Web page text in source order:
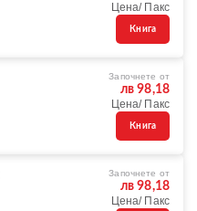
Цена/ Пакс
Книга
Започнете от
лв 98,18
Цена/ Пакс
Книга
Започнете от
лв 98,18
Цена/ Пакс